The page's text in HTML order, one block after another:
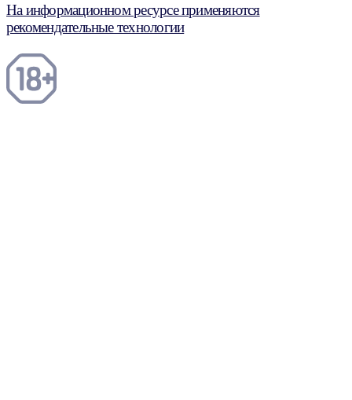
На информационном ресурсе применяются
рекомендательные технологии